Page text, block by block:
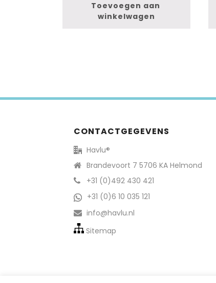
Toevoegen aan
winkelwagen
CONTACTGEGEVENS
Havlu®
Brandevoort 7 5706 KA Helmond
+31 (0)492 430 421
+31 (0)6 10 035 121
info@havlu.nl
Sitemap